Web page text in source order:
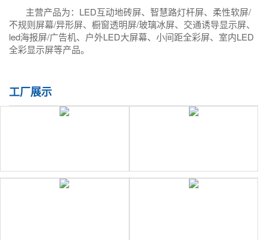
主营产品为：LED互动地砖屏、智慧路灯杆屏、柔性软屏/
不规则屏幕/异形屏、橱窗透明屏/玻璃冰屏、交通诱导显示屏、
led海报屏/广告机、户外LED大屏幕、小间距全彩屏、室内LED
全彩显示屏等产品。
工厂展示